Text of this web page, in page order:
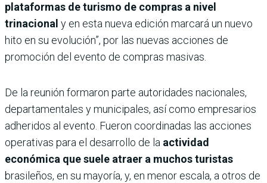
plataformas de turismo de compras a nivel
trinacional y en esta nueva edición marcará un nuevo
hito en su evolución”, por las nuevas acciones de
promoción del evento de compras masivas.
De la reunión formaron parte autoridades nacionales,
departamentales y municipales, así como empresarios
adheridos al evento. Fueron coordinadas las acciones
operativas para el desarrollo de la actividad
económica que suele atraer a muchos turistas
brasileños, en su mayoría, y, en menor escala, a otros de